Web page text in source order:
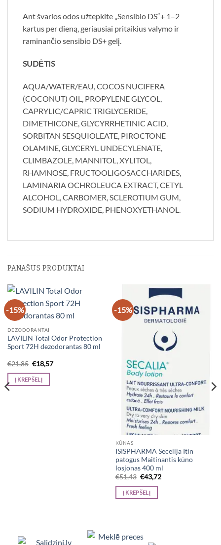
Ant švarios odos užtepkite „Sensibio DS“+ 1–2
kartus per dieną, geriausiai pritaikius valymo ir
raminančio sensibio DS+ gelį.
SUDĖTIS
AQUA/WATER/EAU, COCOS NUCIFERA
(COCONUT) OIL, PROPYLENE GLYCOL,
CAPRYLIC/CAPRIC TRIGLYCERIDE,
DIMETHICONE, GLYCYRRHETINIC ACID,
SORBITAN SESQUIOLEATE, PIROCTONE
OLAMINE, GLYCERYL UNDECYLENATE,
CLIMBAZOLE, MANNITOL, XYLITOL,
RHAMNOSE, FRUCTOOLIGOSACCHARIDES,
LAMINARIA OCHROLEUCA EXTRACT, CETYL
ALCOHOL, CARBOMER, SCLEROTIUM GUM,
SODIUM HYDROXIDE, PHENOXYETHANOL.
PANAŠŪS PRODUKTAI
-15%
DEZODORANTAI
LAVILIN Total Odor Protection
Sport 72H dezodorantas 80 ml
€21,85 Original
price
was:
€21,85.
€18,57Current
Į KREPŠELĮ
-15%
KŪNAS
ISISPHARMA Secelija Itin
patogus Maitinantis kūno
losjonas 400 ml
€51,43 Original
price
was:
€51,43.
€43,72Current
Į KREPŠELĮ
Viedpulksteņi, Makita, Ceļojumu